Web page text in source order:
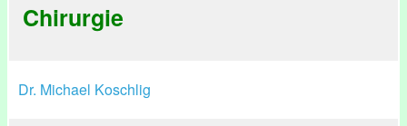
Chirurgie
Dr. Michael Koschlig